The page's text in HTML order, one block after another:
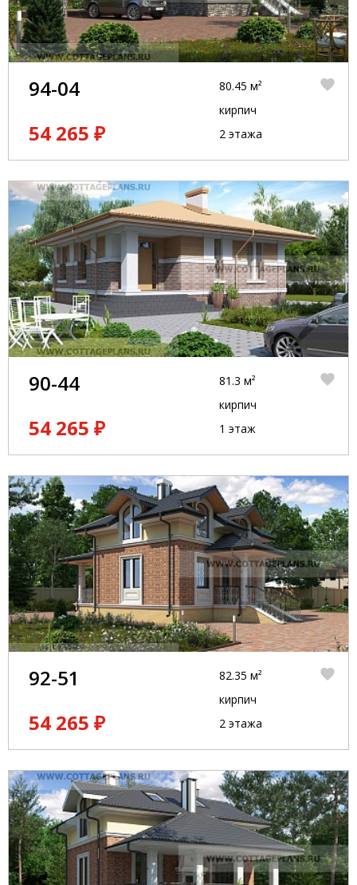
94-04
54 265 ₽
80.45 м²
кирпич
2 этажа
90-44
54 265 ₽
81.3 м²
кирпич
1 этаж
92-51
54 265 ₽
82.35 м²
кирпич
2 этажа